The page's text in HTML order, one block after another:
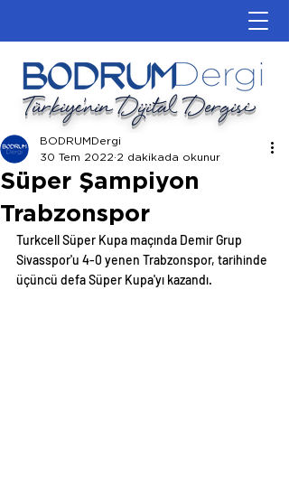
Türkiye'nin Dijital Dergisi
Süper Şampiyon
Trabzonspor
BODRUMDergi
30 Tem 2022 2 dakikada okunur
Turkcell Süper Kupa maçında Demir Grup
Sivasspor'u 4-0 yenen Trabzonspor, tarihinde
üçüncü defa Süper Kupa'yı kazandı.